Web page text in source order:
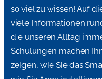
so viel zu wissen! Auf
viele Informationen
die unseren Alltag
Schulungen machen
zeigen, wie Sie das